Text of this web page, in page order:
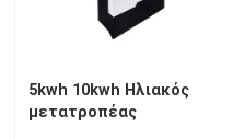
πακέτο μπαταριών
τοποθετημένη τοίχος
5kwh 10kwh Ηλιακός
μετατροπέας